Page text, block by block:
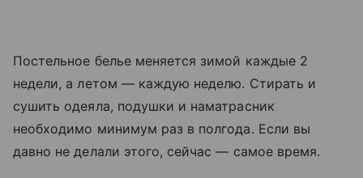
Постельное белье меняется зимой каждые 2
недели, а летом — каждую неделю. Стирать и
сушить одеяла, подушки и наматрасник
необходимо минимум раз в полгода. Если вы
давно не делали этого, сейчас — самое время.